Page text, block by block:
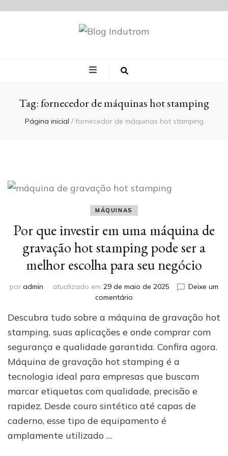
Blog Indutrom
Tag:fornecedor de máquinas hot stamping
Página inicial / fornecedor de máquinas hot stamping
MÁQUINAS
Por que investir em uma máquina de
gravação hot stamping pode ser a
melhor escolha para seu negócio
por admin atualizado em 29 de maio de 2025
Deixe um
comentário
que
investir
uma
máquina
gravação
hot
stamping
ser
Descubra tudo sobre a máquina de gravação hot
stamping, suas aplicações e onde comprar com
segurança e qualidade garantida. Confira agora.
Máquina de gravação hot stamping é a
tecnologia ideal para empresas que buscam
marcar etiquetas com qualidade, precisão e
rapidez. Desde couro sintético até capas de
caderno, esse tipo de equipamento é
amplamente utilizado …